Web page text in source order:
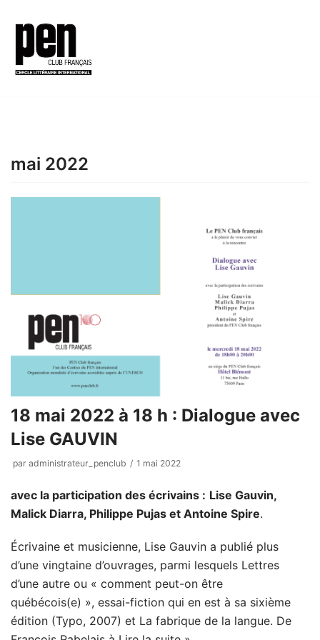
au
contenu
mai 2022
18 mai 2022 à 18 h : Dialogue avec
Lise GAUVIN
par administrateur_penclub 1 mai 2022
avec la participation des écrivains : Lise Gauvin,
Malick Diarra, Philippe Pujas et Antoine Spire.
Écrivaine et musicienne, Lise Gauvin a publié plus
d’une vingtaine d’ouvrages, parmi lesquels Lettres
d’une autre ou « comment peut-on être
québécois(e) », essai-fiction qui en est à sa sixième
édition (Typo, 2007) et La fabrique de la langue. De